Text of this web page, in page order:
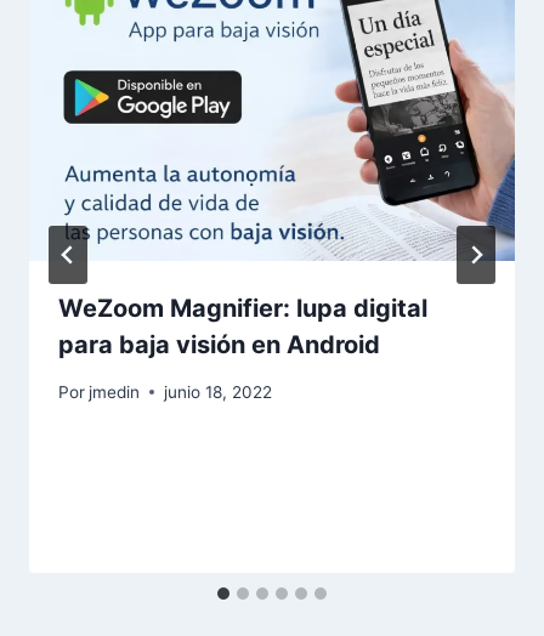
WeZoom Magnifier: lupa digital
para baja visión en Android
Por jmedin junio 18, 2022